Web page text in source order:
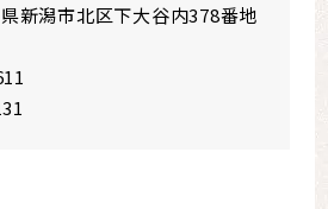
新潟市北区下大谷内378番地